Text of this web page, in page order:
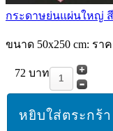
กระดาษย่นแผ่นใหญ่
ขนาด 50x250 cm: รา
72 บาท